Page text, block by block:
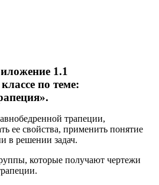
1.1
по теме:
трапеции,
ее свойства, применить понятие
в решении задач.
которые получают чертежи